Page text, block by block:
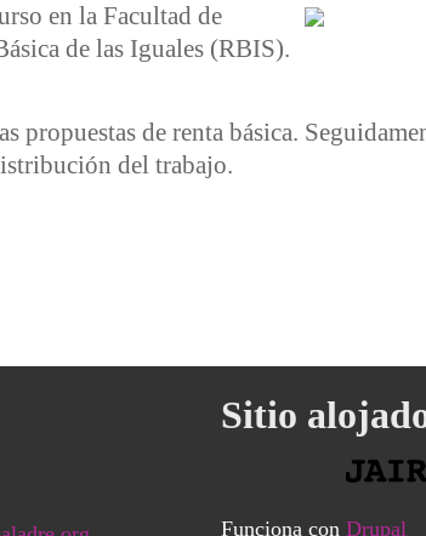
en la Facultad de
de las Iguales (RBIS).
de renta básica.
del trabajo.
(junto a otros) con el que construir una
Sitio
Funciona con Drupal